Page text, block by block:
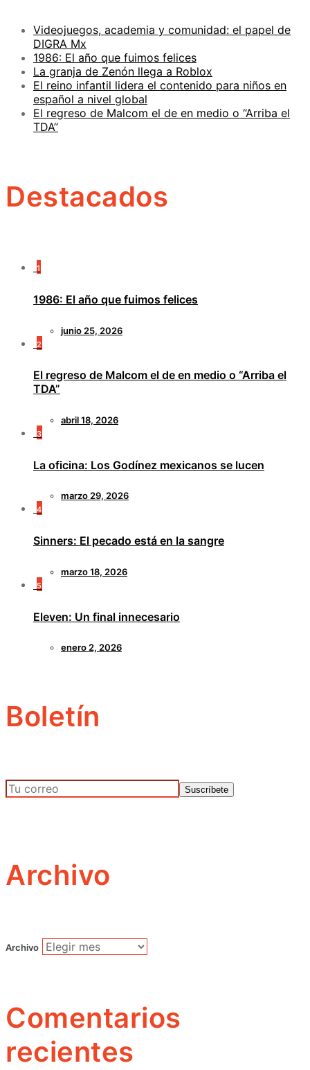
Videojuegos, academia y comunidad: el papel de
DIGRA Mx
1986: El año que fuimos felices
La granja de Zenón llega a Roblox
El reino infantil lidera el contenido para niños en
español a nivel global
El regreso de Malcom el de en medio o “Arriba el
TDA”
Destacados
1
1986: El año que fuimos felices
junio 25, 2026
2
El regreso de Malcom el de en medio o “Arriba el
TDA”
abril 18, 2026
3
La oficina: Los Godínez mexicanos se lucen
marzo 29, 2026
4
Sinners: El pecado está en la sangre
marzo 18, 2026
5
Eleven: Un final innecesario
enero 2, 2026
Boletín
Archivo
Archivo
Comentarios
recientes